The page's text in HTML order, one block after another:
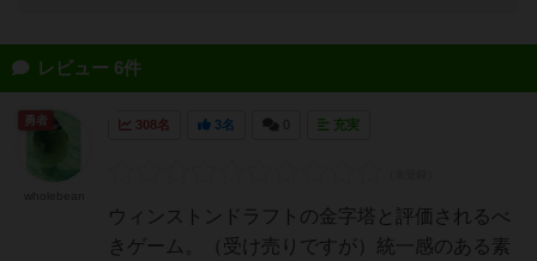
レビュー 6件
308名 3名 充実
ウィンストンドラフトの金字塔と評価されるべ
きゲーム。（受け売りですが）統一感のある素
勇者